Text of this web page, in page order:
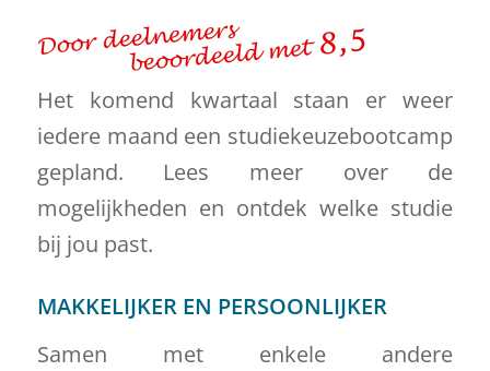
Het komend kwartaal staan er weer
iedere maand een studiekeuzebootcamp
gepland. Lees meer over de
mogelijkheden en ontdek welke studie
bij jou past.
MAKKELIJKER EN PERSOONLIJKER
Samen met enkele andere